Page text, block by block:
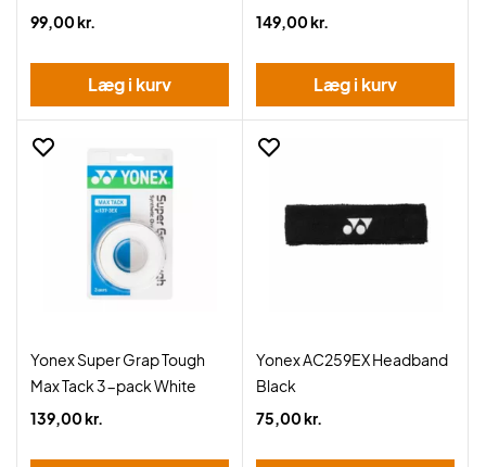
99,00 kr.
Læg i kurv
149,00 kr.
Læg i kurv
Yonex Super Grap Tough
Max Tack 3-pack White
139,00 kr.
Yonex AC259EX Headband
Black
75,00 kr.